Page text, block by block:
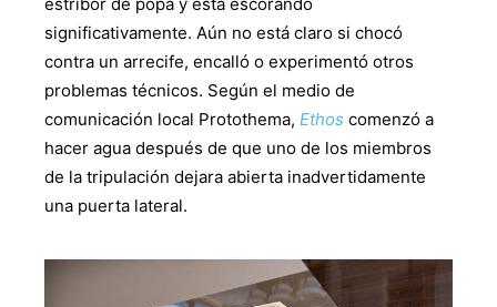
significativamente. Aún no está claro si chocó
contra un arrecife, encalló o experimentó otros
problemas técnicos. Según el medio de
comunicación local Protothema, Ethos comenzó a
hacer agua después de que uno de los miembros
de la tripulación dejara abierta inadvertidamente
una puerta lateral.